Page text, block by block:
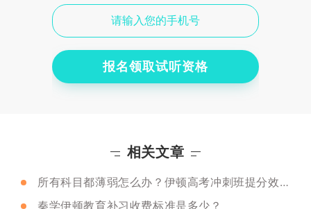
报名领取试听资格
相关文章
所有科目都薄弱怎么办？伊顿高考冲刺班提分效果好吗？
秦学伊顿教育补习收费标准是多少？